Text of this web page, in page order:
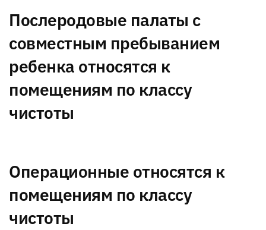
Послеродовые палаты с
совместным пребыванием
ребенка относятся к
помещениям по классу
чистоты
Операционные относятся к
помещениям по классу
чистоты